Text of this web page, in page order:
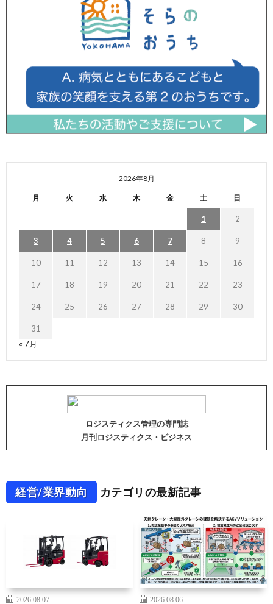
2026年8月
月 火 水 木 金 土 日
1 2
3 4 5 6 7 8 9
10 11 12 13 14 15 16
17 18 19 20 21 22 23
24 25 26 27 28 29 30
31
« 7月
ロジスティクス管理の専門誌
月刊ロジスティクス・ビジネス
経営/業界動向 カテゴリの最新記事
2026.08.07
2026.08.06